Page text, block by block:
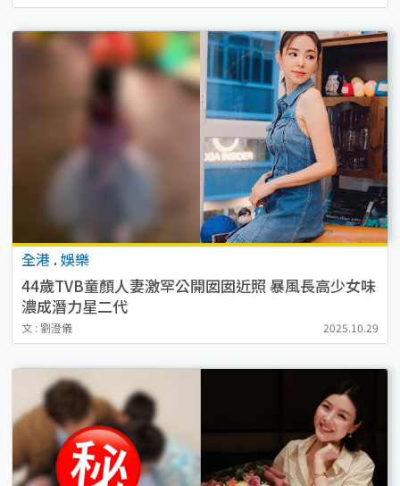
全港 . 娛樂
44歲TVB童顏人妻激罕公開囡囡近照 暴風長高少女味
濃成潛力星二代
文 : 劉澄儀 2025.10.29